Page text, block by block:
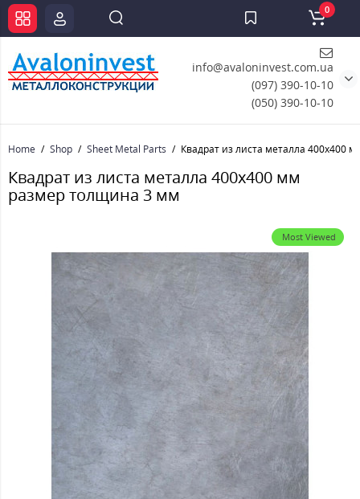
info@avaloninvest.com.ua
(097) 390-10-10
(050) 390-10-10
0
Home Shop Sheet Metal Parts Квадрат из листа металла 400х400
Квадрат из листа металла 400х400 мм
размер толщина 3 мм
Most Viewed